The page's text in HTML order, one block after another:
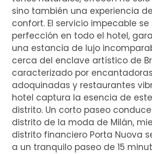
sino también una experiencia
confort. El servicio impecable
perfección en todo el hotel,
una estancia de lujo
cerca del enclave artístico de
caracterizado por
adoquinadas y restaurantes
hotel captura la esencia de
distrito. Un corto paseo
distrito de la moda de Milán,
distrito financiero Porta Nuova
a un tranquilo paseo de 15